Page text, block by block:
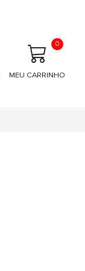
MEU CARRINHO
0